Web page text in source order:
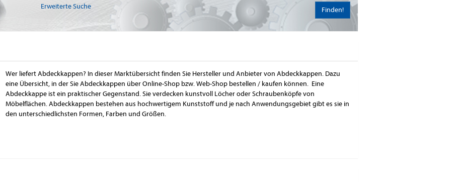
Erweiterte Suche Finden!
Wer liefert Abdeckkappen? In dieser Marktübersicht finden Sie Hersteller und Anbieter von Abdeckkappen. Dazu
eine Übersicht, in der Sie Abdeckkappen über Online-Shop bzw. Web-Shop bestellen / kaufen können. Eine
Abdeckkappe ist ein praktischer Gegenstand. Sie verdecken kunstvoll Löcher oder Schraubenköpfe von
Möbelflächen. Abdeckkappen bestehen aus hochwertigem Kunststoff und je nach Anwendungsgebiet gibt es sie in
den unterschiedlichsten Formen, Farben und Größen.